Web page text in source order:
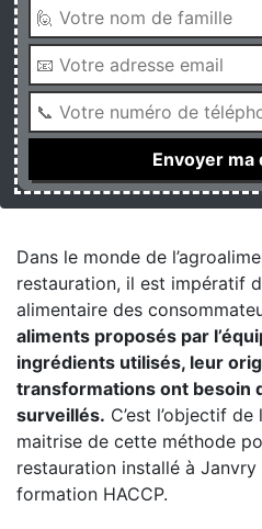
Dans le monde de
restauration, il est impératif
alimentaire des
aliments proposés par
ingrédients utilisés, leur
transformations ont besoin
surveillés. C’est l’objectif
maitrise de cette méthode
restauration installé à
formation HACCP.